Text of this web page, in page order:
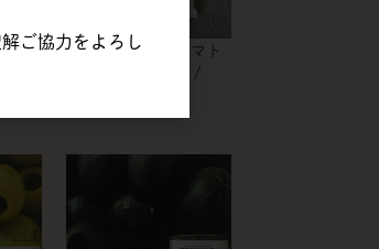
の
カゴメ | グリルトマト
（ダイスカット） /
ご協力をよろし